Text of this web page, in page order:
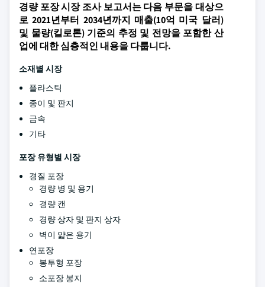
경량 포장 시장 조사 보고서는 다음 부문을 대상으
로 2021년부터 2034년까지 매출(10억 미국 달러)
및 물량(킬로톤) 기준의 추정 및 전망을 포함한 산
업에 대한 심층적인 내용을 다룹니다.
소재별 시장
플라스틱
종이 및 판지
금속
기타
포장 유형별 시장
경질 포장
경량 병 및 용기
경량 캔
경량 상자 및 판지 상자
벽이 얇은 용기
연포장
봉투형 포장
소포장 봉지